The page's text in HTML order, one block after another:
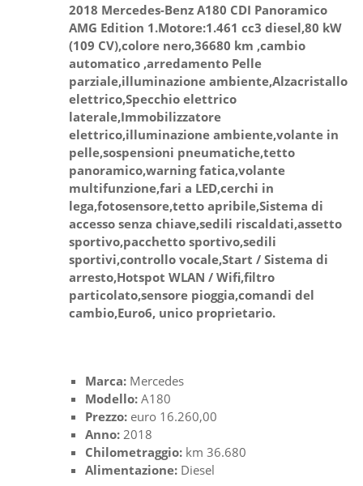
2018 Mercedes-Benz A180 CDI Panoramico
AMG Edition 1.Motore:1.461 cc3 diesel,80 kW
(109 CV),colore nero,36680 km ,cambio
automatico ,arredamento Pelle
parziale,illuminazione ambiente,Alzacristallo
elettrico,Specchio elettrico
laterale,Immobilizzatore
elettrico,illuminazione ambiente,volante in
pelle,sospensioni pneumatiche,tetto
panoramico,warning fatica,volante
multifunzione,fari a LED,cerchi in
lega,fotosensore,tetto apribile,Sistema di
accesso senza chiave,sedili riscaldati,assetto
sportivo,pacchetto sportivo,sedili
sportivi,controllo vocale,Start / Sistema di
arresto,Hotspot WLAN / Wifi,filtro
particolato,sensore pioggia,comandi del
cambio,Euro6, unico proprietario.
Marca: Mercedes
Modello: A180
Prezzo: euro 16.260,00
Anno: 2018
Chilometraggio: km 36.680
Alimentazione: Diesel